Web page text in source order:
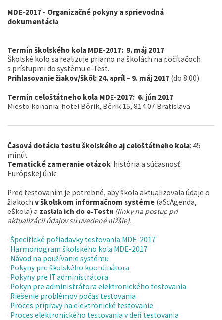
MDE-2017 - Organizačné pokyny a sprievodná
dokumentácia
Termín školského kola MDE-2017: 9. máj 2017
Školské kolo sa realizuje priamo na školách na počítačoch
s prístupmi do systému e-Test.
Prihlasovanie žiakov/škôl: 24. apríl – 9. máj 2017 (do 8:00)
Termín celoštátneho kola MDE-2017: 6. jún 2017
Miesto konania: hotel Bôrik, Bôrik 15, 814 07 Bratislava
Časová dotácia testu školského aj celoštátneho kola: 45
minút
Tematické zameranie otázok: história a súčasnosť
Európskej únie
Pred testovaním je potrebné, aby škola aktualizovala údaje o
žiakoch v školskom informačnom systéme (aScAgenda,
eŠkola) a zaslala ich do e-Testu (linky na postup pri
aktualizácii údajov sú uvedené nižšie).
· Špecifické požiadavky testovania MDE-2017
· Harmonogram školského kola MDE-2017
· Návod na používanie systému
· Pokyny pre školského koordinátora
· Pokyny pre IT administrátora
· Pokyn pre administrátora elektronického testovania
· Riešenie problémov počas testovania
· Proces prípravy na elektronické testovanie
· Proces elektronického testovania v deň testovania